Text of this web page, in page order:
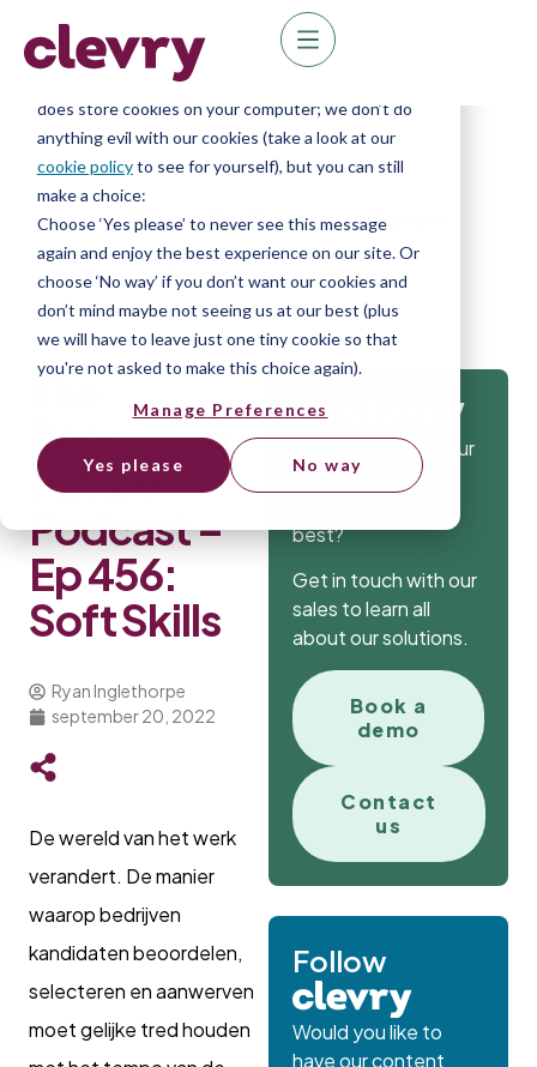
We know right? These cookie pop-ups can really
ruin your visit, so we’ll make this quick. This website
does store cookies on your computer; we don’t do
anything evil with our cookies (take a look at our
cookie policyto see for yourself), but you can still
make a choice:
Choose ‘Yes please’ to never see this message
again and enjoy the best experience on our site. Or
choose ‘No way’ if you don’t want our cookies and
don’t mind maybe not seeing us at our best (plus
we will have to leave just one tiny cookie so that
you're not asked to make this choice again).
Manage Preferences
Yes please No way
Home»Blog»The Recruiting Future
Podcast – Ep 456: Soft Skills
The
Recruiting
Future
Podcast –
Ep 456:
Soft Skills
Ryan Inglethorpe
september 20, 2022
De wereld van het werk
verandert. De manier
waarop bedrijven
kandidaten beoordelen,
selecteren en aanwerven
moet gelijke tred houden
Get
Isn’t it time that your
company gets the
best?
Get in touch with our
sales to learn all
about our solutions.
Book a
demo
Contact
us
Follow
Would you like to
have our content